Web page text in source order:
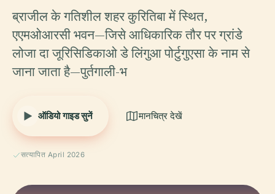
ब्राजील के गतिशील शहर कुरितिबा में स्थित,
एएमओआरसी भवन—जिसे आधिकारिक तौर पर ग्रांडे
लोजा दा जूरिसिडिकाओ डे लिंगुआ पोर्टुगुएसा के नाम से
जाना जाता है—पुर्तगाली-भ
ऑडियो गाइड सुनें मानचित्र देखें
सत्यापित April 2026